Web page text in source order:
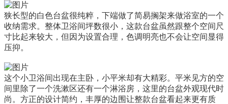
狭长型的白色台盆很纯粹，下端做了简易搁架来做浴室的一个
收纳需求。整体卫浴间坪数很小，这款台盆虽然跟整个空间尺
寸比起来较大，但因为设置合理，色调明亮也不会让空间显得
压抑。
这个小卫浴间出现在主卧，小平米却有大精彩。平米见方的空
间里除了一个洗漱区还有一个淋浴房，这里的台盆外观现代时
尚。方正的设计简约，丰厚的边围让整款台盆看起来更有质